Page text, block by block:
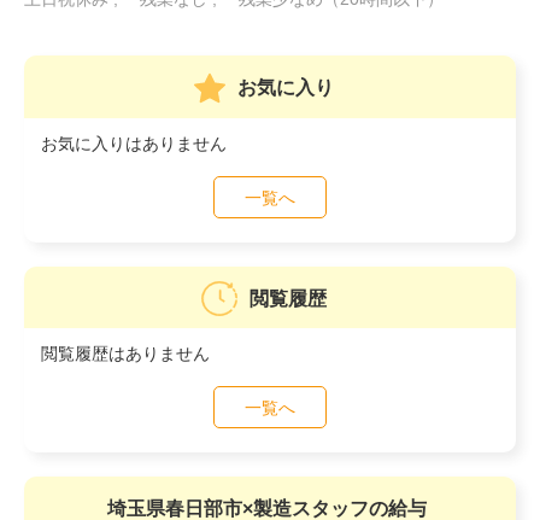
お気に入り
お気に入りはありません
一覧へ
閲覧履歴
閲覧履歴はありません
一覧へ
埼玉県春日部市×製造スタッフの給与